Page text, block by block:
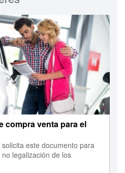
compra venta para el
este documento para
legalización de los